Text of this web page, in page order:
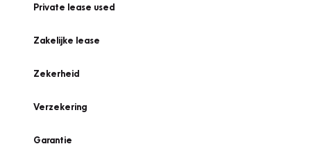
Private lease used
Zakelijke lease
Zekerheid
Verzekering
Garantie